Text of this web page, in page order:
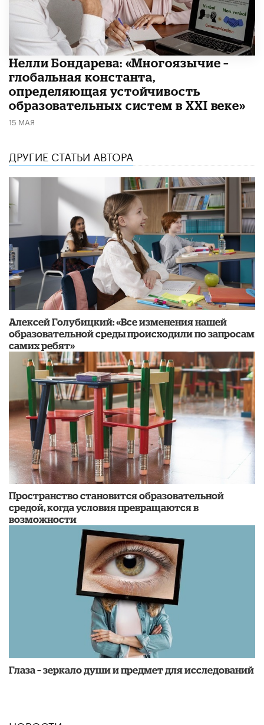
​Нелли Бондарева: «Многоязычие –
глобальная константа,
определяющая устойчивость
образовательных систем в XXI веке»
15 МАЯ
ДРУГИЕ СТАТЬИ АВТОРА
​Алексей Голубицкий: «Все изменения нашей
образовательной среды происходили по запросам
самих ребят»
Пространство становится образовательной
средой, когда условия превращаются в
возможности
Глаза – зеркало души и предмет для исследований